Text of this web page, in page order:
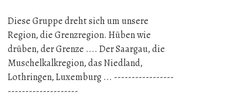
Diese Gruppe dreht sich um unsere
Region, die Grenzregion. Hüben wie
drüben, der Grenze .... Der Saargau, die
Muschelkalkregion, das Niedland,
Lothringen, Luxemburg ... -----------------
--------------------